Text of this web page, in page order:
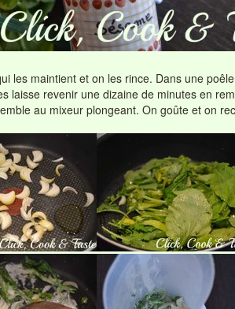
les maintient et on les rince. Dans une
laisse revenir une dizaine de minutes en
au mixeur plongeant. On goûte et on